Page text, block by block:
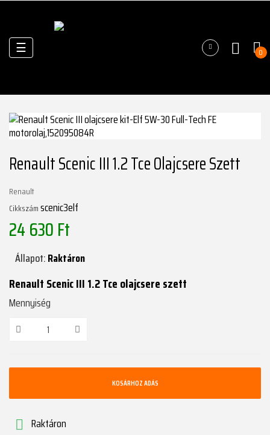
Váltás
a
☰ 0
Renault Scenic III 1.2 Tce Olajcsere Szett
Renault
Cikkszámscenic3elf
24 630 Ft
Állapot:Raktáron
Renault Scenic III 1.2 Tce olajcsere szett
Mennyiség
KOSÁRHOZ ADÁS
 Raktáron